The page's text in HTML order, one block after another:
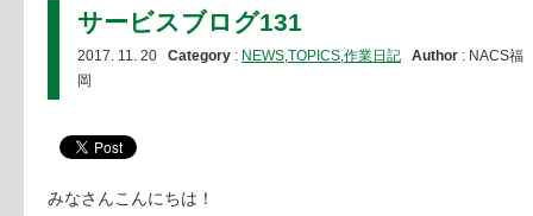
サービスブログ131
2017. 11. 20 Category : NEWS,TOPICS,作業日記 Author : NACS福
岡
みなさんこんにちは！